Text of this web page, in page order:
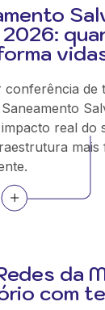
2026:
conferência de
real do
mais
da
com